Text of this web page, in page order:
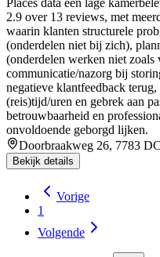
Places data een lage
2.9 over 13 reviews, met
waarin klanten structurele
(onderdelen niet bij zich),
(onderdelen werken niet zoals
communicatie/nazorg bij
negatieve klantfeedback
(reis)tijd/uren en gebrek aan
betrouwbaarheid en
onvoldoende geborgd lijken.
Doorbraakweg 26, 7783
Bekijk details
Vorige
1
Volgende